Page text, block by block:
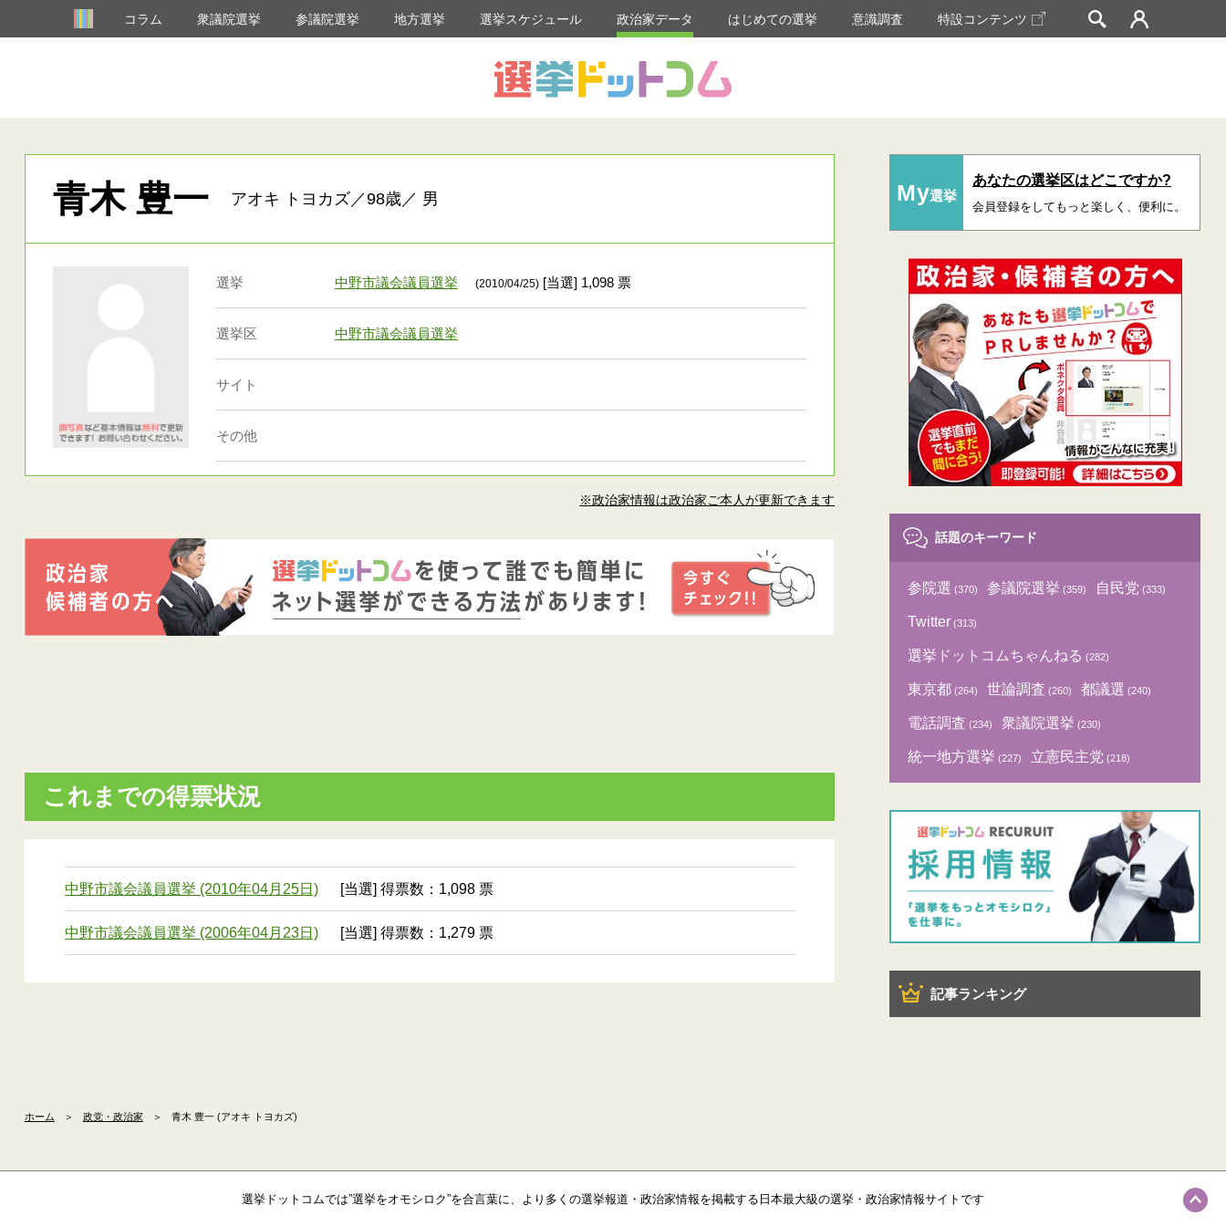
コラム 衆議院選挙 参議院選挙 地方選挙 選挙スケジュール 政治家データ はじめての選挙 意識調査 特設コンテンツ
青木 豊一 アオキ トヨカズ／98歳／ 男
選挙 中野市議会議員選挙 (2010/04/25)[当選] 1,098 票
選挙区 中野市議会議員選挙
サイト
その他
※政治家情報は政治家ご本人が更新できます
これまでの得票状況
中野市議会議員選挙 (2010年04月25日) [当選] 得票数：1,098 票
中野市議会議員選挙 (2006年04月23日) [当選] 得票数：1,279 票
My選挙
あなたの選挙区はどこですか?
会員登録をしてもっと楽しく、便利に。
話題のキーワード
参院選 (370) 参議院選挙 (359) 自民党 (333)
Twitter (313)
選挙ドットコムちゃんねる (282)
東京都 (264) 世論調査 (260) 都議選 (240)
電話調査 (234) 衆議院選挙 (230)
統一地方選挙 (227) 立憲民主党 (218)
記事ランキング
ホーム ＞ 政党・政治家 ＞ 青木 豊一 (アオキ トヨカズ)
選挙ドットコムでは”選挙をオモシロク”を合言葉に、より多くの選挙報道・政治家情報を掲載する日本最大級の選挙・政治家情報サイトです